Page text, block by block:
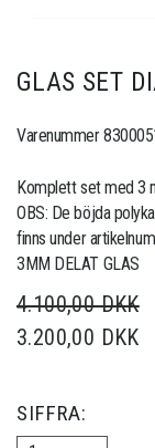
GLAS SET
Varenummer
Komplett set med 3
OBS: De böjda
finns under
3MM DELAT GLAS
4.100,00 DKK
3.200,00 DKK
SIFFRA: